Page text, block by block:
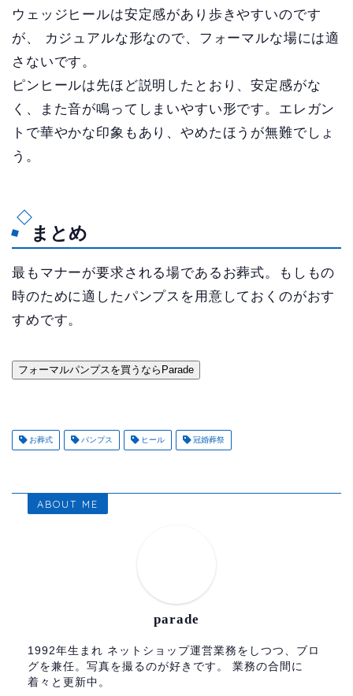
ウェッジヒールは安定感があり歩きやすいのです
が、 カジュアルな形なので、フォーマルな場には適
さないです。
ピンヒールは先ほど説明したとおり、安定感がな
く、また音が鳴ってしまいやすい形です。エレガン
トで華やかな印象もあり、やめたほうが無難でしょ
う。
まとめ
最もマナーが要求される場であるお葬式。もしもの
時のために適したパンプスを用意しておくのがおす
すめです。
フォーマルパンプスを買うならParade
お葬式 パンプス ヒール 冠婚葬祭
ABOUT ME
parade
1992年生まれ ネットショップ運営業務をしつつ、ブロ
グを兼任。写真を撮るのが好きです。 業務の合間に
着々と更新中。